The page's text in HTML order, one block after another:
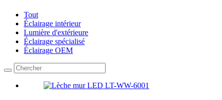
Tout
Éclairage intérieur
Lumière d'extérieure
Éclairage spécialisé
Éclairage OEM